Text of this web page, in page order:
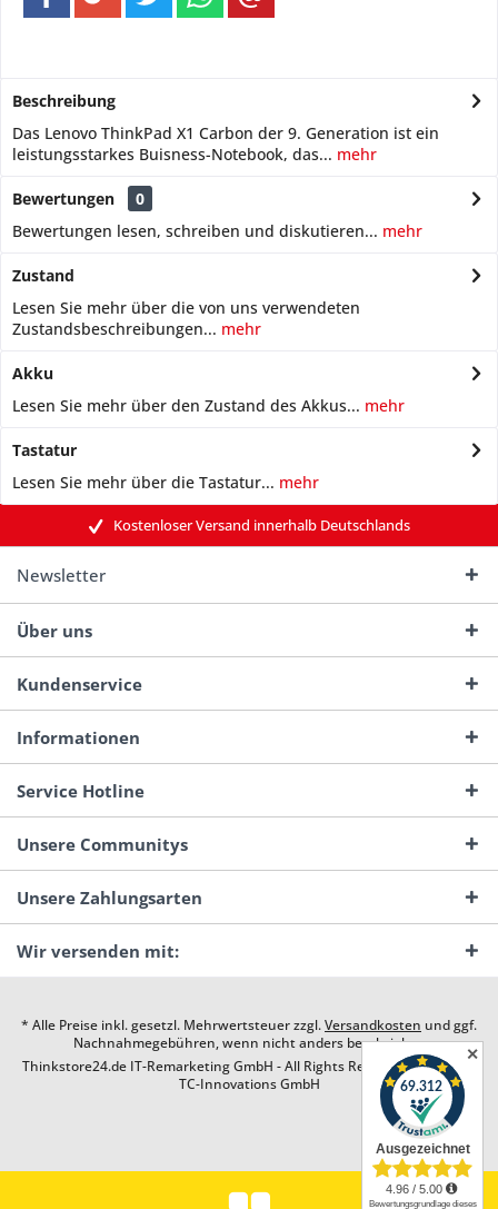
Beschreibung
Das Lenovo ThinkPad X1 Carbon der 9. Generation ist ein
leistungsstarkes Buisness-Notebook, das... mehr
Bewertungen
0
Bewertungen lesen, schreiben und diskutieren... mehr
Zustand
Lesen Sie mehr über die von uns verwendeten
Zustandsbeschreibungen... mehr
Akku
Lesen Sie mehr über den Zustand des Akkus... mehr
Tastatur
Lesen Sie mehr über die Tastatur... mehr
Kostenloser Versand innerhalb Deutschlands
Newsletter
Über uns
Kundenservice
Informationen
Service Hotline
Unsere Communitys
Unsere Zahlungsarten
Wir versenden mit:
* Alle Preise inkl. gesetzl. Mehrwertsteuer zzgl.Versandkosten und ggf.
Nachnahmegebühren, wenn nicht anders beschrieben
Thinkstore24.de IT-Remarketing GmbH - All Rights Reserved. Design by
TC-Innovations GmbH
✕